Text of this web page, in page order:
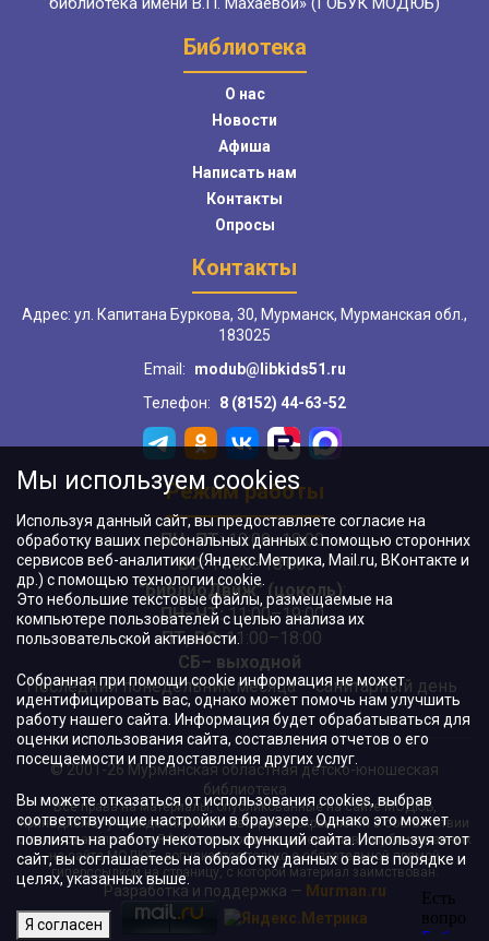
Библиотека
О нас
Новости
Афиша
Написать нам
Контакты
Опросы
Контакты
Адрес: ул. Капитана Буркова, 30, Мурманск, Мурманская обл.,
183025
Email:
modub@libkids51.ru
Телефон:
8 (8152) 44-63-52
Режим работы
ПН–ПТ:10:00–18:00
ВС:11:00–18:00
"БиблиоДвиж" (цоколь):
ПН–ЧТ:11:00–19:00
ПТ, ВС:11:00–18:00
СБ– выходной
Последний понедельник месяца – санитарный день
© 2001-26 Мурманская областная детско-юношеская
библиотека
Все права на материалы, опубликованные на сайте МОДЮБ,
принадлежат учреждению и/или авторам и охраняются в соответствии
с законодательством РФ. Использование материалов, опубликованных
на сайте МОДЮБ, допускается только с обязательной прямой
гиперссылкой на страницу, с которой материал заимствован.
Разработка и поддержка — Murman.ru
Мы используем cookies
Используя данный сайт, вы предоставляете согласие на
обработку ваших персональных данных с помощью сторонних
сервисов веб-аналитики (Яндекс.Метрика, Mail.ru, ВКонтакте и
др.) с помощью технологии cookie.
Это небольшие текстовые файлы, размещаемые на
компьютере пользователей с целью анализа их
пользовательской активности.
Собранная при помощи cookie информация не может
идентифицировать вас, однако может помочь нам улучшить
работу нашего сайта. Информация будет обрабатываться для
оценки использования сайта, составления отчетов о его
посещаемости и предоставления других услуг.
Вы можете отказаться от использования cookies, выбрав
соответствующие настройки в браузере. Однако это может
повлиять на работу некоторых функций сайта. Используя этот
сайт, вы соглашаетесь на обработку данных о вас в порядке и
целях, указанных выше.
Я согласен